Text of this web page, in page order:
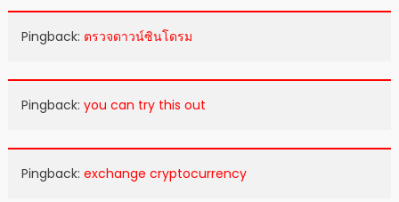
Pingback: ตรวจดาวน์ซินโดรม
Pingback: you can try this out
Pingback: exchange cryptocurrency